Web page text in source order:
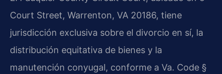
Court Street, Warrenton, VA 20186, tiene
jurisdicción exclusiva sobre el divorcio en sí, la
distribución equitativa de bienes y la
manutención conyugal, conforme a Va. Code §